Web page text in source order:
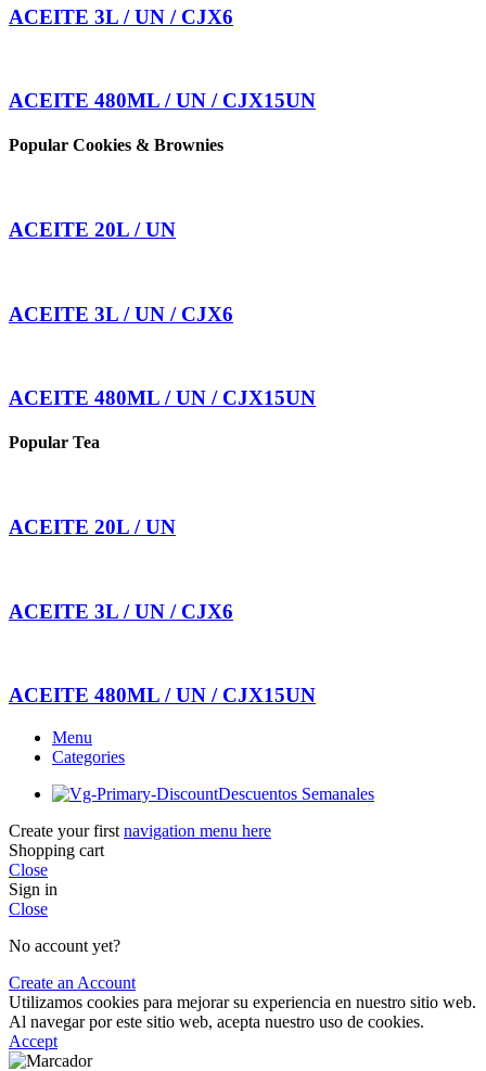
ACEITE 3L / UN / CJX6
ACEITE 480ML / UN / CJX15UN
Popular Cookies & Brownies
ACEITE 20L / UN
ACEITE 3L / UN / CJX6
ACEITE 480ML / UN / CJX15UN
Popular Tea
ACEITE 20L / UN
ACEITE 3L / UN / CJX6
ACEITE 480ML / UN / CJX15UN
Menu
Categories
Descuentos Semanales
Create your first navigation menu here
Shopping cart
Close
Sign in
Close
No account yet?
Create an Account
Utilizamos cookies para mejorar su experiencia en nuestro sitio web.
Al navegar por este sitio web, acepta nuestro uso de cookies.
Accept